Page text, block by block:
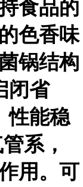
食品的
色香味
锅结构
闭省
性能稳
系，
用。可